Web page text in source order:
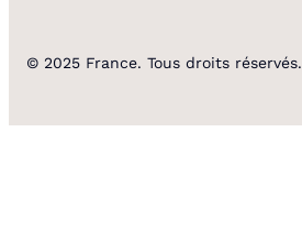
© 2025 France. Tous droits réservés.